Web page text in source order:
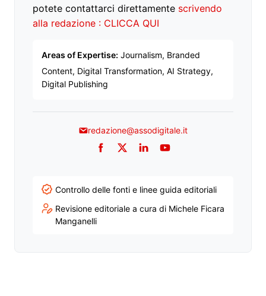
potete contattarci direttamente scrivendo
alla redazione : CLICCA QUI
Areas of Expertise: Journalism, Branded
Content, Digital Transformation, AI Strategy,
Digital Publishing
redazione@assodigitale.it
Facebook
TwitterLinkedInYouTube
Controllo delle fonti e linee guida editoriali
Revisione editoriale a cura di Michele Ficara
Manganelli